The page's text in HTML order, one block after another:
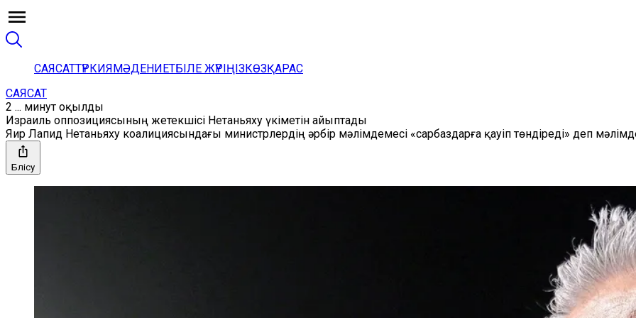
САЯСАТТҮРКИЯМӘДЕНИЕТБІЛЕ ЖҮРІҢІЗКӨЗҚАРАС
САЯСАТ
2 ... минут оқылды
Израиль оппозициясының жетекшісі Нетаньяху үкіметін айыптады
Яир Лапид Нетаньяху коалициясындағы министрлердің әрбір мәлімдемесі «сарбаздарға қауіп төндіреді» деп
Бөлісу